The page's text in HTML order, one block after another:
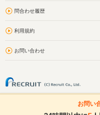
問合わせ履歴
利用規約
お問い合わせ
お問い